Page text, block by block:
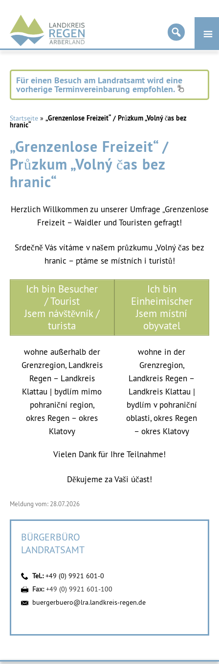
Landkreis
Regen
Für einen Besuch am Landratsamt wird eine
vorherige Terminvereinbarung empfohlen.
Startseite » „Grenzenlose Freizeit“ / Průzkum „Volný čas bez
hranic“
„Grenzenlose Freizeit“ /
Průzkum „Volný čas bez
hranic“
Herzlich Willkommen zu unserer Umfrage „Grenzenlose
Freizeit – Waidler und Touristen gefragt!
Srdečně Vás vítáme v našem průzkumu „Volný čas bez
hranic – ptáme se místních i turistů!
Ich bin Besucher
/ Tourist
Jsem návštěvník /
turista
wohne außerhalb der
Grenzregion, Landkreis
Regen – Landkreis
Klattau | bydlím mimo
pohraniční region,
okres Regen – okres
Klatovy
Ich bin
Einheimischer
Jsem místní
obyvatel
wohne in der
Grenzregion,
Landkreis Regen –
Landkreis Klattau |
bydlím v pohraniční
oblasti, okres Regen
– okres Klatovy
Vielen Dank für Ihre Teilnahme!
Děkujeme za Vaši účast!
Meldung vom: 28.07.2026
BÜRGERBÜRO
LANDRATSAMT
Tel.:+49 (0) 9921 601-0
Fax:+49 (0) 9921 601-100
buergerbuero@lra.landkreis-regen.de